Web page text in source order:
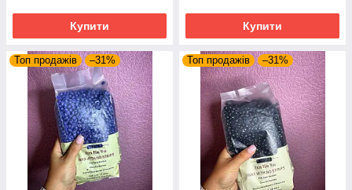
Купити Купити
Топ продажів –31% Топ продажів –31%